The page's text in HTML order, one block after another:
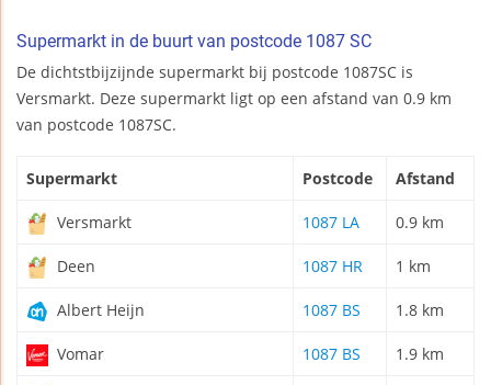
Supermarkt in de buurt van postcode 1087 SC
De dichtstbijzijnde supermarkt bij postcode 1087SC is
Versmarkt. Deze supermarkt ligt op een afstand van 0.9 km
van postcode 1087SC.
Supermarkt Postcode Afstand
Versmarkt 1087 LA 0.9 km
Deen 1087 HR 1 km
Albert Heijn 1087 BS 1.8 km
Vomar 1087 BS 1.9 km